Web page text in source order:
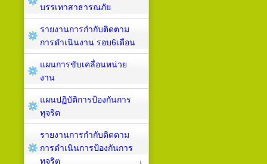
บรรเทาสาธารณภัย
รายงานการกำกับติดตาม
การดำเนินงาน รอบ6เดือน
แผนการขับเคลื่อนหน่วย
งาน
แผนปฏิบัติการป้องกันการ
ทุจริต
รายงานการกำกับติดตาม
การดำเนินการป้องกันการ
ทุจริต